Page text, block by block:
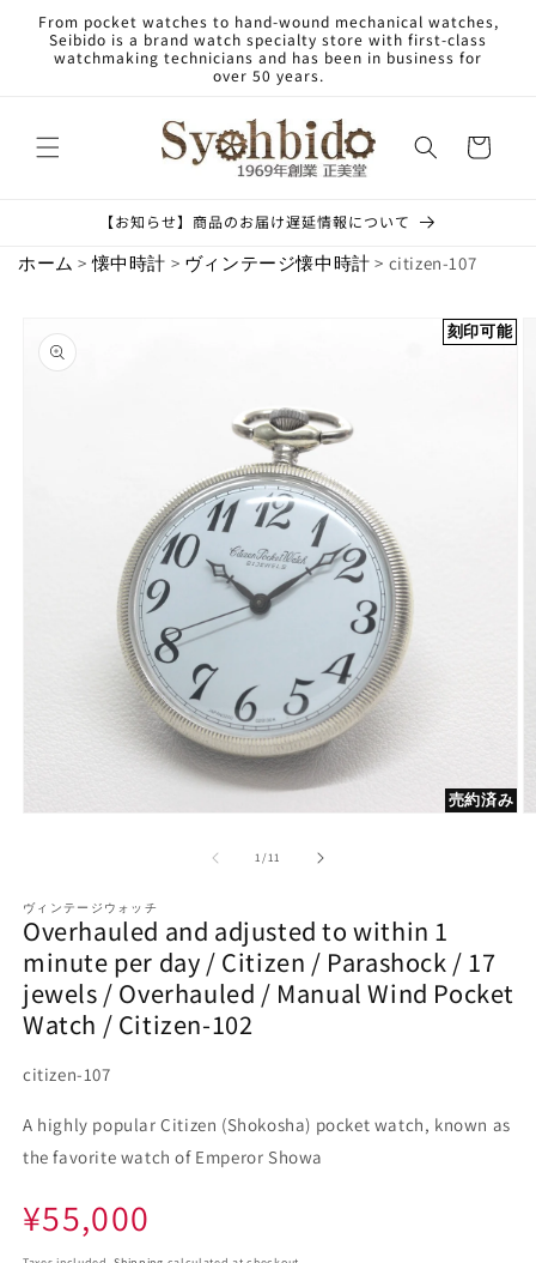
Skip to
content
From pocket watches to hand-wound mechanical watches,
Seibido is a brand watch specialty store with first-class
watchmaking technicians and has been in business for
over 50 years.
Cart
【お知らせ】商品のお届け遅延情報について
ホーム >懐中時計 > ヴィンテージ懐中時計 > citizen-107
product
information
売約済み
刻印可能
1/of
11
ヴィンテージウォッチ
Overhauled and adjusted to within 1
minute per day / Citizen / Parashock / 17
jewels / Overhauled / Manual Wind Pocket
Watch / Citizen-102
SKU:
citizen-107
A highly popular Citizen (Shokosha) pocket watch, known as
the favorite watch of Emperor Showa
Regular
¥55,000